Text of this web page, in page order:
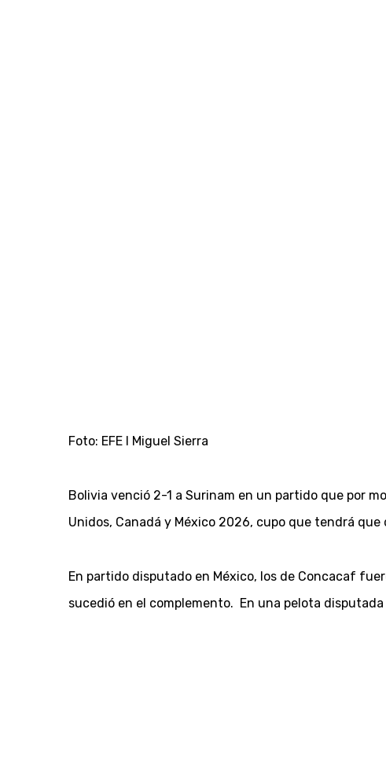
Foto: EFE l Miguel Sierra
Bolivia venció 2-1 a Surinam en un partido que por
Unidos, Canadá y México 2026, cupo que tendrá
En partido disputado en México, los de Concacaf
sucedió en el complemento. En una pelota disputada